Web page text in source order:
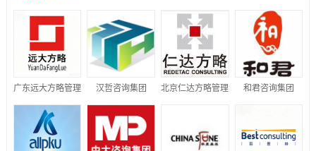
广东远大方略管理
咨询有限公司
汉哲咨询集团 北京仁达方略管理 和君咨询集团